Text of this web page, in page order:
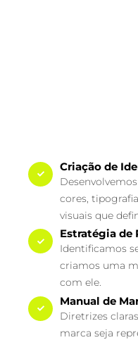
Criação de
cores,
visuais que
Estratégia de
Identificamos
criamos uma
com ele.
Manual de
Diretrizes
marca seja